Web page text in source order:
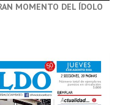
MOMENTO DEL ÍDOLO